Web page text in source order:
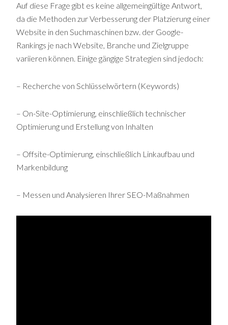
Auf diese Frage gibt es keine allgemeingültige Antwort,
da die Methoden zur Verbesserung der Platzierung einer
Website in den Suchmaschinen bzw. der Google-
Rankings je nach Website, Branche und Zielgruppe
variieren können. Einige gängige Strategien sind jedoch:
– Recherche von Schlüsselwörtern (Keywords)
– On-Site-Optimierung, einschließlich technischer
Optimierung und Erstellung von Inhalten
– Offsite-Optimierung, einschließlich Linkaufbau und
Markenbildung
– Messen und Analysieren Ihrer SEO-Maßnahmen